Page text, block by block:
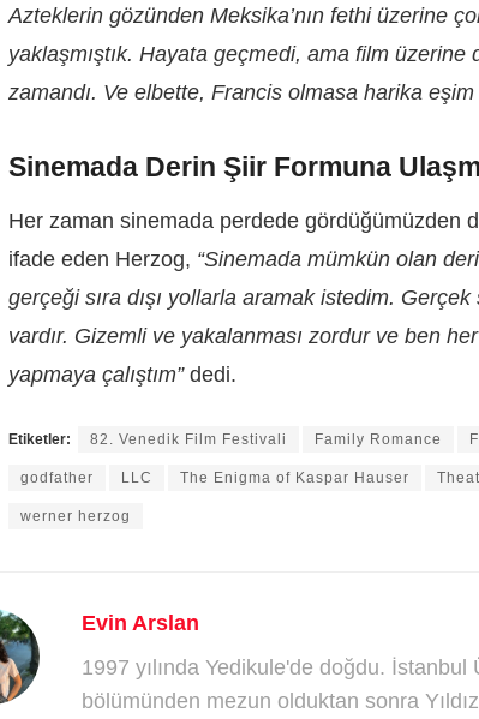
Azteklerin gözünden Meksika’nın fethi üzerine
yaklaşmıştık. Hayata geçmedi, ama film
zamandı. Ve elbette, Francis olmasa harika eşim
Sinemada Derin Şiir Formuna
Her zaman sinemada perdede gördüğümüzden
ifade eden Herzog, “Sinemada mümkün olan
gerçeği sıra dışı yollarla aramak istedim.
vardır. Gizemli ve yakalanması zordur ve ben
yapmaya çalıştım”dedi.
Etiketler: 82. Venedik Film Festivali Family Romance
godfather LLC The Enigma of Kaspar Hauser
werner herzog
Evin Arslan
1997 yılında Yedikule'de doğdu.
bölümünden mezun olduktan sonra